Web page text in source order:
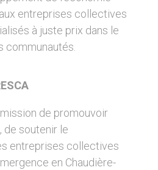
entreprises collectives
à juste prix dans le
communautés.
mission de promouvoir
de soutenir le
entreprises collectives
en Chaudière-